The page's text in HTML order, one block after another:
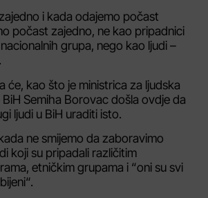
i kada odajemo počast
počast zajedno, ne kao pripadnici
grupa, nego kao ljudi –
će, kao što je ministrica za ljudska
Semiha Borovac došla ovdje da
ljudi u BiH uraditi isto.
ne smijemo da zaboravimo
koji su pripadali različitim
etničkim grupama i “oni su svi